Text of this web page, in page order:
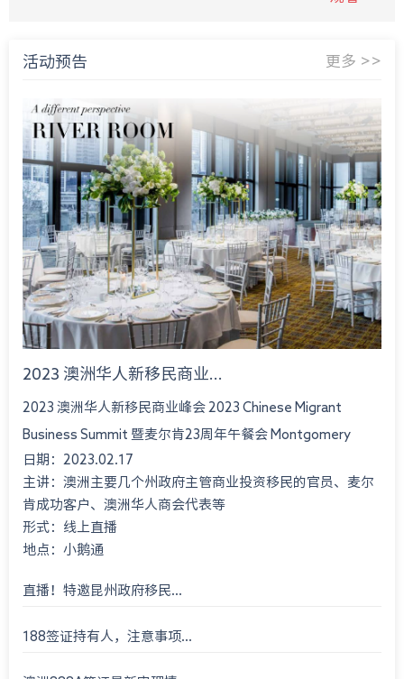
活动预告 更多 >>
2023 澳洲华人新移民商业...
2023 澳洲华人新移民商业峰会 2023 Chinese Migrant
Business Summit 暨麦尔肯23周年午餐会 Montgomery
International Consultant 23rd An...
日期：2023.02.17
主讲：澳洲主要几个州政府主管商业投资移民的官员、麦尔
肯成功客户、澳洲华人商会代表等
形式：线上直播
地点：小鹅通
直播！特邀昆州政府移民...
188签证持有人，注意事项...